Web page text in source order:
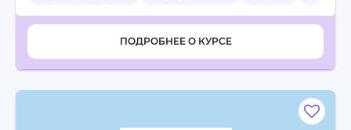
ПОДРОБНЕЕ О КУРСЕ